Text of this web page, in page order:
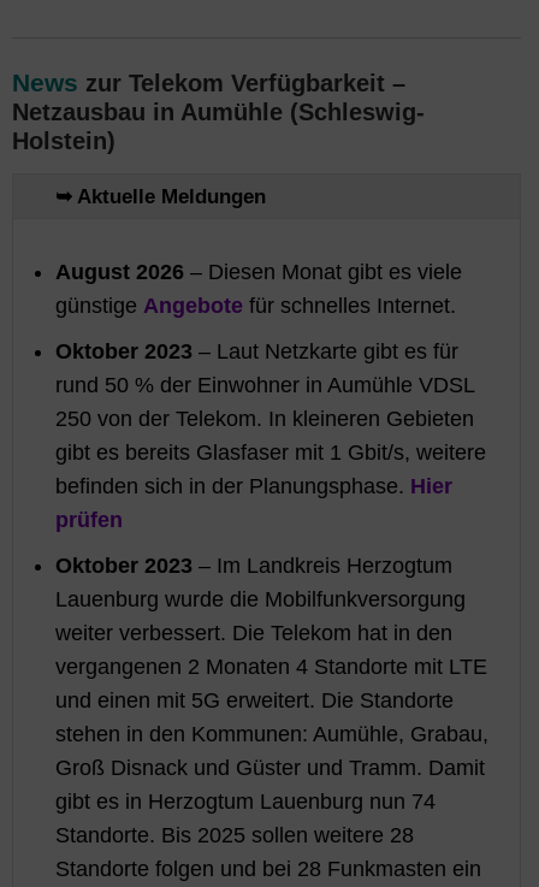
News zur Telekom Verfügbarkeit –
Netzausbau in Aumühle (Schleswig-
Holstein)
➥ Aktuelle Meldungen
August 2026 – Diesen Monat gibt es viele
günstige Angebote für schnelles Internet.
Oktober 2023 – Laut Netzkarte gibt es für
rund 50 % der Einwohner in Aumühle VDSL
250 von der Telekom. In kleineren Gebieten
gibt es bereits Glasfaser mit 1 Gbit/s, weitere
befinden sich in der Planungsphase. Hier
prüfen
Oktober 2023 – Im Landkreis Herzogtum
Lauenburg wurde die Mobilfunkversorgung
weiter verbessert. Die Telekom hat in den
vergangenen 2 Monaten 4 Standorte mit LTE
und einen mit 5G erweitert. Die Standorte
stehen in den Kommunen: Aumühle, Grabau,
Groß Disnack und Güster und Tramm. Damit
gibt es in Herzogtum Lauenburg nun 74
Standorte. Bis 2025 sollen weitere 28
Standorte folgen und bei 28 Funkmasten ein